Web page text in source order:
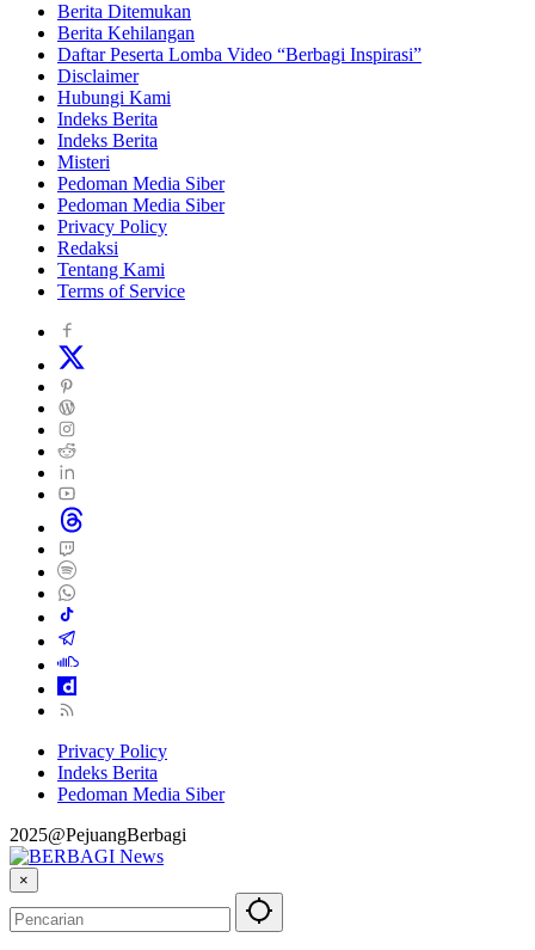
Berita Ditemukan
Berita Kehilangan
Daftar Peserta Lomba Video “Berbagi Inspirasi”
Disclaimer
Hubungi Kami
Indeks Berita
Indeks Berita
Misteri
Pedoman Media Siber
Pedoman Media Siber
Privacy Policy
Redaksi
Tentang Kami
Terms of Service
Privacy Policy
Indeks Berita
Pedoman Media Siber
2025@PejuangBerbagi
×